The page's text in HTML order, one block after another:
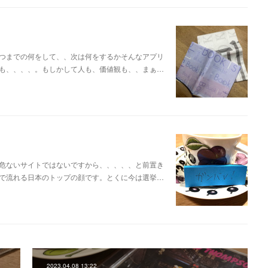
での何をして、、次は何をするかそんなアプリ
、、、。もしかして人も、価値観も、、まぁ…
いサイトではないですから、、、、、と前置き
れる日本のトップの顔です。とくに今は選挙…
2023.04.08 13:22